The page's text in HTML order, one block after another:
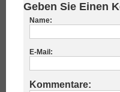
Geben Sie Einen
Name:
E-Mail:
Kommentare: